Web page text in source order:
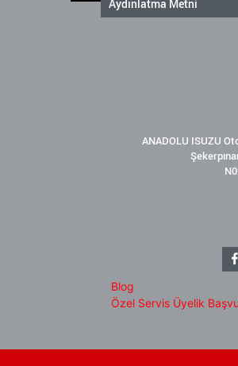
Aydınlatma Metni
ANADOLU ISUZU
Blog
Özel Servis Üyelik